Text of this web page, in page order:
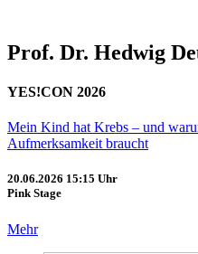
Prof. Dr. Hedwig
YES!CON 2026
Mein Kind hat Krebs – und
Aufmerksamkeit braucht
20.06.2026 15:15 Uhr
Pink Stage
Mehr